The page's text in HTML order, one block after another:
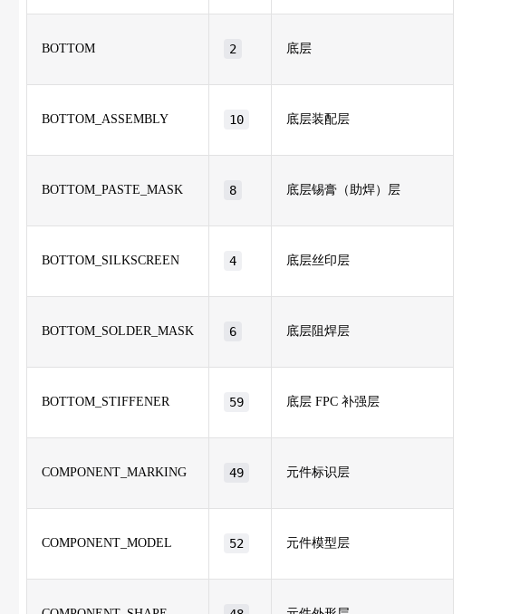
BOTTOM 2 底层
BOTTOM_ASSEMBLY 10 底层装配层
BOTTOM_PASTE_MASK 8 底层锡膏（助焊）层
BOTTOM_SILKSCREEN 4 底层丝印层
BOTTOM_SOLDER_MASK 6 底层阻焊层
BOTTOM_STIFFENER 59 底层 FPC 补强层
COMPONENT_MARKING 49 元件标识层
COMPONENT_MODEL 52 元件模型层